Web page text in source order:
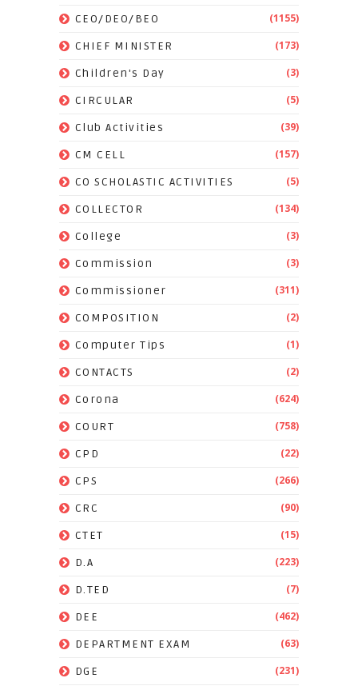
CEO/DEO/BEO (1155)
CHIEF MINISTER (173)
Children's Day (3)
CIRCULAR (5)
Club Activities (39)
CM CELL (157)
CO SCHOLASTIC ACTIVITIES (5)
COLLECTOR (134)
College (3)
Commission (3)
Commissioner (311)
COMPOSITION (2)
Computer Tips (1)
CONTACTS (2)
Corona (624)
COURT (758)
CPD (22)
CPS (266)
CRC (90)
CTET (15)
D.A (223)
D.TED (7)
DEE (462)
DEPARTMENT EXAM (63)
DGE (231)